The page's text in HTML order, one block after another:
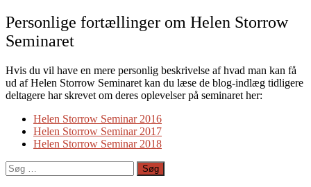
Personlige fortællinger om Helen Storrow
Seminaret
Hvis du vil have en mere personlig beskrivelse af hvad man kan få
ud af Helen Storrow Seminaret kan du læse de blog-indlæg tidligere
deltagere har skrevet om deres oplevelser på seminaret her:
Helen Storrow Seminar 2016
Helen Storrow Seminar 2017
Helen Storrow Seminar 2018
Søg
efter: